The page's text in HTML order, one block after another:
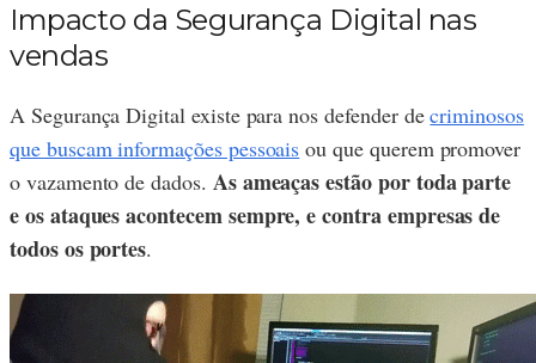
Impacto da Segurança Digital nas
vendas
A Segurança Digital existe para nos defender decriminosos
que buscam informações pessoais ou que querem promover
o vazamento de dados. As ameaças estão por toda parte
e os ataques acontecem sempre, e contra empresas de
todos os portes.